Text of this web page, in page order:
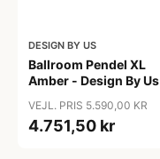
DESIGN BY US
Ballroom Pendel XL
Amber - Design By Us
VEJL. PRIS 5.590,00 KR
4.751,50 kr